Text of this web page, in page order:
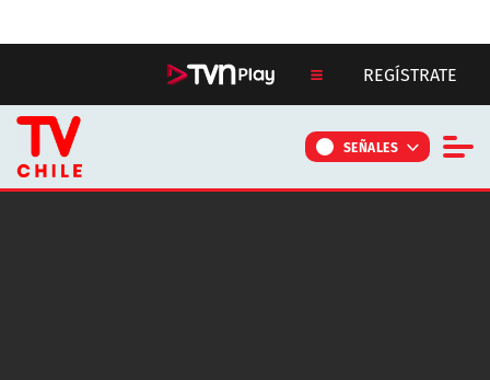
REGÍSTRATE
SEÑALES